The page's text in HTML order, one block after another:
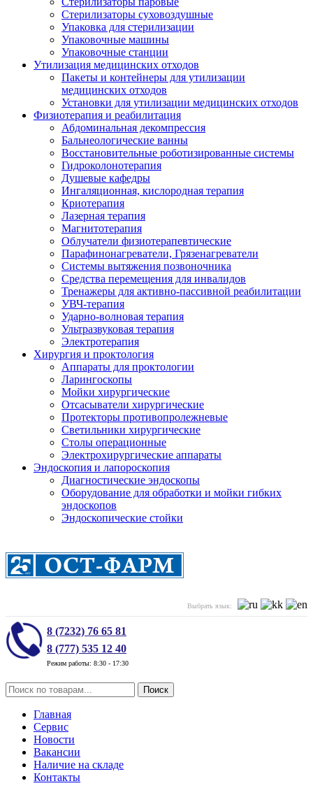
Стерилизаторы суховоздушные
Упаковка для стерилизации
Упаковочные машины
Упаковочные станции
Утилизация медицинских отходов
Пакеты и контейнеры для утилизации
медицинских отходов
Установки для утилизации медицинских отходов
Физиотерапия и реабилитация
Абдоминальная декомпрессия
Бальнеологические ванны
Восстановительные роботизированные системы
Гидроколонотерапия
Душевые кафедры
Ингаляционная, кислородная терапия
Криотерапия
Лазерная терапия
Магнитотерапия
Облучатели физиотерапевтические
Парафинонагреватели, Грязенагреватели
Системы вытяжения позвоночника
Средства перемещения для инвалидов
Тренажеры для активно-пассивной реабилитации
УВЧ-терапия
Ударно-волновая терапия
Ультразвуковая терапия
Электротерапия
Хирургия и проктология
Аппараты для проктологии
Ларингоскопы
Мойки хирургические
Отсасыватели хирургические
Протекторы противопролежневые
Светильники хирургические
Столы операционные
Электрохирургические аппараты
Эндоскопия и лапороскопия
Диагностические эндоскопы
Оборудование для обработки и мойки гибких
эндоскопов
Эндоскопические стойки
Выбрать язык:
8 (7232) 76 65 81
8 (777) 535 12 40
Режим работы: 8:30 - 17:30
Поиск
Главная
Сервис
Новости
Вакансии
Наличие на складе
Контакты